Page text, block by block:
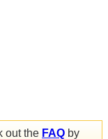
out the FAQ by